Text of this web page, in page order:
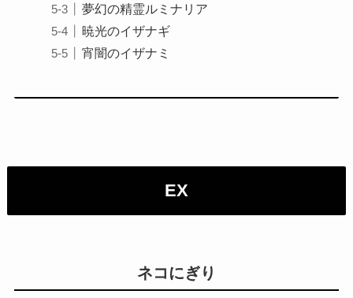
夢幻の精霊ルミナリア
暁光のイザナギ
宵闇のイザナミ
EX
ネコにぎり